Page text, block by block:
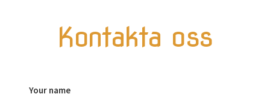
Kontakta oss
Your name